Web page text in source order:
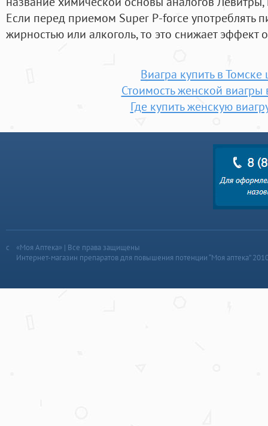
Если перед приемом Super P-force употреблять
жирностью или алкоголь, то это снижает эффект
Виагра купить в Томске
Стоимость женской виагры
Где купить женскую
«Моя Аптека» | Все права защищены
Интернет-магазин препаратов для повышения потенции “Моя аптека”